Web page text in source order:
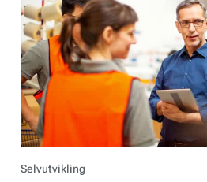
Selvutvikling